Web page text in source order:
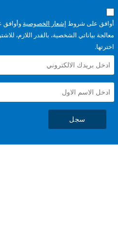
شروطإشعار الخصوصيةوأوافق على كيف
الشخصية، بالقدر اللازم، للاشتراك في